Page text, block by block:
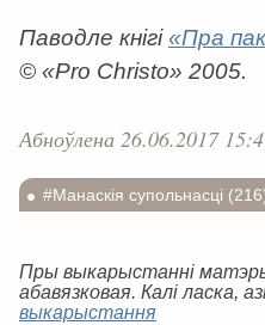
Паводле кнігі«Пра
© «Pro Christo» 2005.
Абноўлена 26.06.2017
#Манаскія супольнасці
Пры выкарыстанні
абавязковая. Калі ласка,
выкарыстання